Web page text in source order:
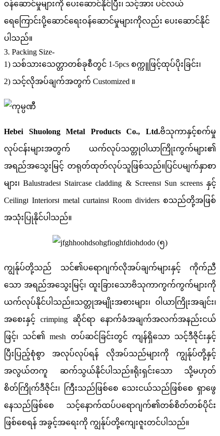
ဝန်ဆောင်မှုများကို ပေးဆောင်နိုင်ပြီး၊ သင့်အား ပင်လယ်
ရေကြောင်းပို့ဆောင်ရေးဝန်ဆောင်မှုများကိုလည်း ပေးဆောင်နိုင်
ပါသည်။
3. Packing Size-
1) သစ်သားသေတ္တာတစ်ခုစီတွင် 1-5pcs စက္ကူဖြင့်ထုပ်ပိုးခြင်း၊
2) သင့်လိုအပ်ချက်အတွက် Customized ။
Hebei Shuolong Metal Products Co., Ltd.ဗိသုကာနှင့်စက်မှု
လုပ်ငန်းများအတွက် ယက်လုပ်သတ္တုဝါယာကြိုးကွက်များ၏
အရည်အသွေးမြင့် တရုတ်ထုတ်လုပ်သူဖြစ်သည်။ပြင်ပမျက်နှာစာ
များ၊ Balustrades၊ Staircase cladding & Screens၊ Sun screens နှင့်
Ceiling၊ Interiors၊ metal curtains၊ Room dividers စသည်တို့အဖြစ်
အသုံးပြုနိုင်ပါသည်။
ကျွန်ုပ်တို့သည် သင်၏ပရောဂျက်လိုအပ်ချက်များနှင့် ကိုက်ညီ
သော အရည်အသွေးမြင့်၊ ထူးခြားသောဗိသုကာကွက်ကွက်များကို
ယက်လုပ်နိုင်ပါသည်။သတ္တုအမျိုးအစားများ၊ ဝါယာကြိုးအချင်း၊
အစေးနှင့် crimping ဆိုင်ရာ နောက်ခံအချက်အလက်အနည်းငယ်
ဖြင့်၊ သင်၏ mesh တပ်ဆင်ခြင်းတွင် ကျန်ရှိသော သင့်ဒီဇိုင်းနှင့်
ပြီးပြည့်စုံစွာ အလုပ်လုပ်ရန် လိုအပ်သည်များကို ကျွန်ုပ်တို့နှင့်
အလွယ်တကူ ဆက်သွယ်နိုင်ပါသည်။ရိုးရှင်းသော သို့မဟုတ်
စိတ်ကြိုက်ဒီဇိုင်း၊ ကြီးသည်ဖြစ်စေ သေးငယ်သည်ဖြစ်စေ ရှာဖွေ
နေသည်ဖြစ်စေ သင့်နောက်ထပ်ပရောဂျက်၏တစ်စိတ်တစ်ပိုင်း
ဖြစ်စေရန် အခွင့်အရေးကို ကျွန်ုပ်တို့ကျေးဇူးတင်ပါသည်။